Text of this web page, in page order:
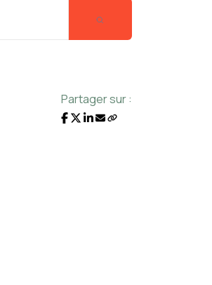
Partager sur :